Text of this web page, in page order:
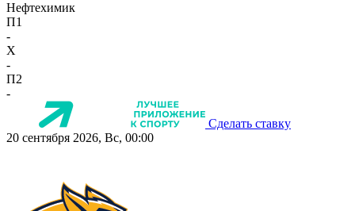
Нефтехимик
П1
-
X
-
П2
-
Сделать ставку
20 сентября 2026, Вс, 00:00